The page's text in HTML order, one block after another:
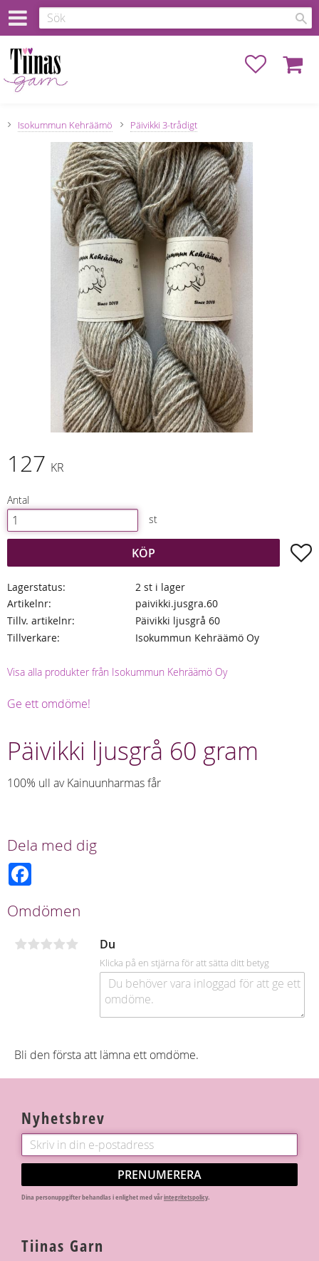
Favoriter
Isokummun Kehräämö Päivikki 3-trådigt
127 KR
Antal
st
KÖP
Lagerstatus
2 st i lager
Artikelnr
paivikki.jusgra.60
Tillv. artikelnr
Päivikki ljusgrå 60
Tillverkare
Isokummun Kehräämö Oy
Visa alla produkter från Isokummun Kehräämö Oy
Ge ett omdöme!
Päivikki ljusgrå 60 gram
100% ull av Kainuunharmas får
Dela med dig
b
o
k
Omdömen
Du
Klicka på en stjärna för att sätta ditt betyg
Bli den första att lämna ett omdöme.
Nyhetsbrev
PRENUMERERA
Dina personuppgifter behandlas i enlighet med vårintegritetspolicy.
Tiinas Garn